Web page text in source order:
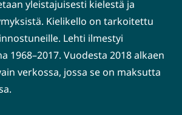
yleistajuisesti kielestä ja
Kielikello on tarkoitettu
Lehti ilmestyi
1968–2017. Vuodesta 2018 alkaen
verkossa, jossa se on maksutta